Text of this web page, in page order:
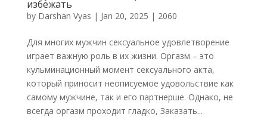
избежать
by Darshan Vyas | Jan 20, 2025 | 2060
Для многих мужчин сексуальное удовлетворение
играет важную роль в их жизни. Оргазм – это
кульминационный момент сексуального акта,
который приносит неописуемое удовольствие как
самому мужчине, так и его партнерше. Однако, не
всегда оргазм проходит гладко, Заказать...